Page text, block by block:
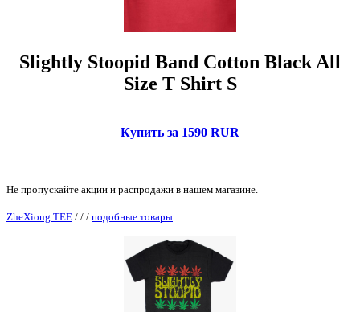
Slightly Stoopid Band Cotton Black All
Size T Shirt S
Купить за 1590 RUR
Не пропускайте акции и распродажи в нашем магазине.
ZheXiong TEE / / / подобные товары